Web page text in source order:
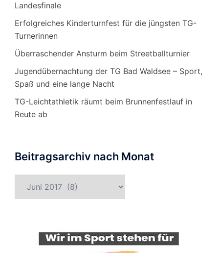
Landesfinale
Erfolgreiches Kinderturnfest für die jüngsten TG-
Turnerinnen
Überraschender Ansturm beim Streetballturnier
Jugendübernachtung der TG Bad Waldsee – Sport,
Spaß und eine lange Nacht
TG-Leichtathletik räumt beim Brunnenfestlauf in
Reute ab
Beitragsarchiv nach Monat